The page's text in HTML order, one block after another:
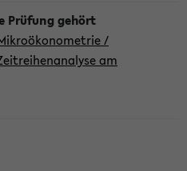
/
am